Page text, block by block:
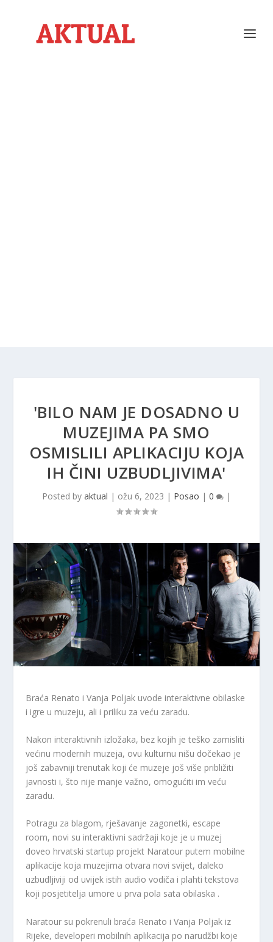
'BILO NAM JE DOSADNO U
MUZEJIMA PA SMO
OSMISLILI APLIKACIJU KOJA
IH ČINI UZBUDLJIVIMA'
Posted by aktual | ožu 6, 2023 | Posao | 0 |
Braća Renato i Vanja Poljak uvode interaktivne obilaske
i igre u muzeju, ali i priliku za veću zaradu.
Nakon interaktivnih izložaka, bez kojih je teško zamisliti
većinu modernih muzeja, ovu kulturnu nišu dočekao je
još zabavniji trenutak koji će muzeje još više približiti
javnosti i, što nije manje važno, omogućiti im veću
zaradu.
Potragu za blagom, rješavanje zagonetki, escape
room, novi su interaktivni sadržaji koje je u muzej
doveo hrvatski startup projekt Naratour putem mobilne
aplikacije koja muzejima otvara novi svijet, daleko
uzbudljiviji od uvijek istih audio vodiča i plahti tekstova
koji posjetitelja umore u prva pola sata obilaska .
Naratour su pokrenuli braća Renato i Vanja Poljak iz
Rijeke, developeri mobilnih aplikacija po narudžbi koje